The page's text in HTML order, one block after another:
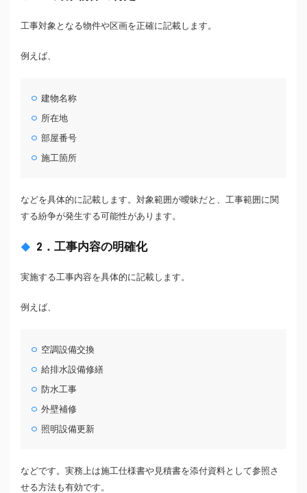
工事対象となる物件や区画を正確に記載します。
例えば、
建物名称
所在地
部屋番号
施工箇所
などを具体的に記載します。対象範囲が曖昧だと、工事範囲に関
する紛争が発生する可能性があります。
2．工事内容の明確化
実施する工事内容を具体的に記載します。
例えば、
空調設備交換
給排水設備修繕
防水工事
外壁補修
照明設備更新
などです。実務上は施工仕様書や見積書を添付資料として参照さ
せる方法も有効です。